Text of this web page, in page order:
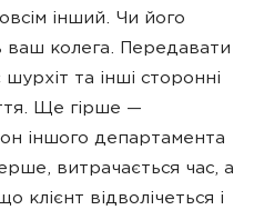
інший. Чи його
колега. Передавати
та інші сторонні
Ще гірше —
іншого департамента
витрачається час, а
клієнт відволічеться і